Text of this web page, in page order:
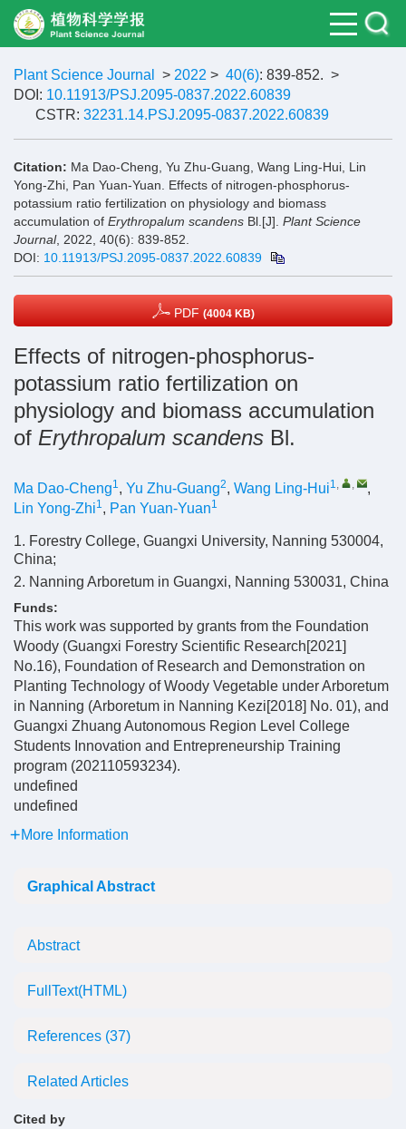
Plant Science Journal > 2022 > 40(6): 839-852. >
DOI: 10.11913/PSJ.2095-0837.2022.60839
CSTR: 32231.14.PSJ.2095-0837.2022.60839
Citation: Ma Dao-Cheng, Yu Zhu-Guang, Wang Ling-Hui, Lin
Yong-Zhi, Pan Yuan-Yuan. Effects of nitrogen-phosphorus-
potassium ratio fertilization on physiology and biomass
accumulation of Erythropalum scandens Bl.[J]. Plant Science
Journal, 2022, 40(6): 839-852.
DOI: 10.11913/PSJ.2095-0837.2022.60839
PDF (4004 KB)
Effects of nitrogen-phosphorus-
potassium ratio fertilization on
physiology and biomass accumulation
of Erythropalum scandens Bl.
Ma Dao-Cheng1, Yu Zhu-Guang2, Wang Ling-Hui1, ,
,
Lin Yong-Zhi1, Pan Yuan-Yuan1
1. Forestry College, Guangxi University, Nanning 530004,
China;
2. Nanning Arboretum in Guangxi, Nanning 530031, China
Funds:
This work was supported by grants from the Foundation
Woody (Guangxi Forestry Scientific Research[2021]
No.16), Foundation of Research and Demonstration on
Planting Technology of Woody Vegetable under Arboretum
in Nanning (Arboretum in Nanning Kezi[2018] No. 01), and
Guangxi Zhuang Autonomous Region Level College
Students Innovation and Entrepreneurship Training
program (202110593234).
undefined
undefined
More Information
Graphical Abstract
Abstract
FullText(HTML)
References (37)
Related Articles
Cited by